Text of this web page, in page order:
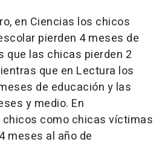
en Ciencias los chicos
pierden 4 meses de
que las chicas pierden 2
que en Lectura los
de educación y las
y medio. En
como chicas víctimas
meses al año de